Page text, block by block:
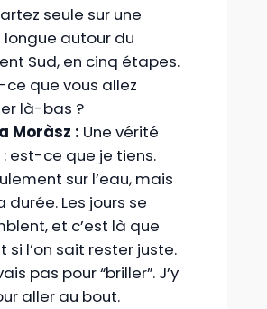
seule sur une
longue autour du
Sud, en cinq étapes.
ce que vous allez
là-bas ?
Moràsz : Une vérité
est-ce que je tiens.
sur l’eau, mais
durée. Les jours se
et c’est là que
si l’on sait rester juste.
pas pour “briller”. J’y
aller au bout.